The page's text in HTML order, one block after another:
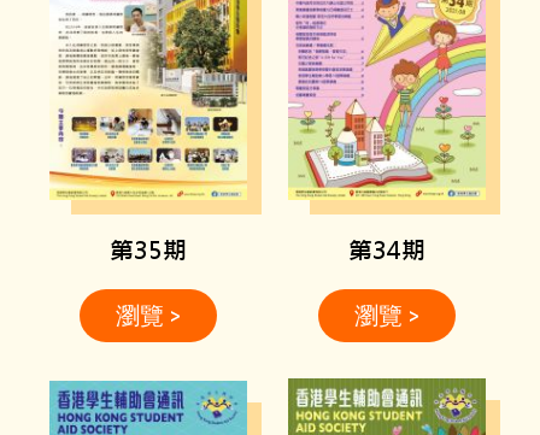
第35期
瀏覽 >
第34期
瀏覽 >